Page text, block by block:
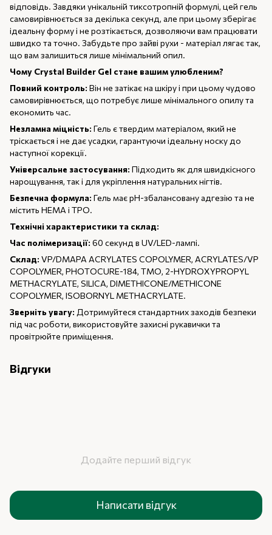
відповідь. Завдяки унікальній тиксотропній формулі, цей гель
самовирівнюється за декілька секунд, але при цьому зберігає
ідеальну форму і не розтікається, дозволяючи вам працювати
швидко та точно. Забудьте про зайві рухи - матеріал лягає так,
що вам залишиться лише мінімальний опил.
Чому Crystal Builder Gel стане вашим улюбленим?
Повний контроль: Він не затікає на шкіру і при цьому чудово
самовирівнюється, що потребує лише мінімального опилу та
економить час.
Незламна міцність: Гель є твердим матеріалом, який не
тріскається і не дає усадки, гарантуючи ідеальну носку до
наступної корекції.
Універсальне застосування: Підходить як для швидкісного
нарощування, так і для укріплення натуральних нігтів.
Безпечна формула: Гель має pH-збалансовану адгезію та не
містить HEMA і TPO.
Технічні характеристики та склад:
Час полімеризації: 60 секунд в UV/LED-лампі.
Склад: VP/DMAPA ACRYLATES COPOLYMER, ACRYLATES/VP
COPOLYMER, PHOTOCURE-184, TMO, 2-HYDROXYPROPYL
METHACRYLATE, SILICA, DIMETHICONE/METHICONE
COPOLYMER, ISOBORNYL METHACRYLATE.
Зверніть увагу: Дотримуйтеся стандартних заходів безпеки
під час роботи, використовуйте захисні рукавички та
провітрюйте приміщення.
Відгуки
Додайте перший відгук
Написати відгук